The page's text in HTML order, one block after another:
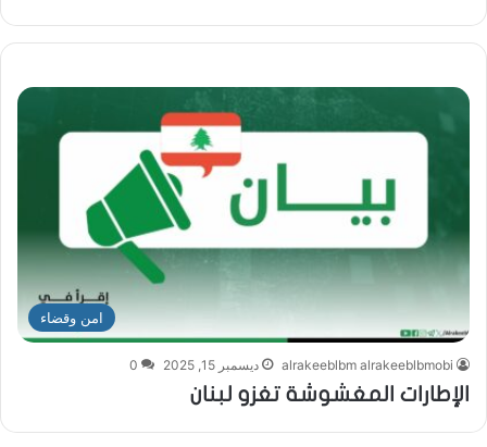
امن وقضاء
alrakeeblbm alrakeeblbmobi ديسمبر 15, 2025 0
الإطارات المغشوشة تغزو لبنان